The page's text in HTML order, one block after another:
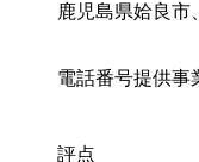
鹿児島県姶良市
電話番号提供事
評点